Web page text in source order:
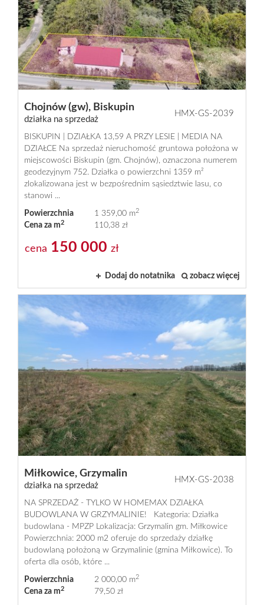
Chojnów (gw), Biskupin
działka na sprzedaż
HMX-GS-2039
BISKUPIN | DZIAŁKA 13,59 A PRZY LESIE | MEDIA NA
DZIAŁCE Na sprzedaż nieruchomość gruntowa położona w
miejscowości Biskupin (gm. Chojnów), oznaczona numerem
geodezyjnym 752. Działka o powierzchni 1359 m²
zlokalizowana jest w bezpośrednim sąsiedztwie lasu, co
stanowi ...
Powierzchnia 1 359,00 m2
Cena za m2 110,38 zł
cena 150 000 zł
Dodaj do notatnika zobacz więcej
Miłkowice, Grzymalin
działka na sprzedaż
HMX-GS-2038
NA SPRZEDAŻ - TYLKO W HOMEMAX DZIAŁKA
BUDOWLANA W GRZYMALINIE! Kategoria: Działka
budowlana - MPZP Lokalizacja: Grzymalin gm. Miłkowice
Powierzchnia: 2000 m2 oferuje do sprzedaży działkę
budowlaną położoną w Grzymalinie (gmina Miłkowice). To
oferta dla osób, które ...
Powierzchnia 2 000,00 m2
Cena za m2 79,50 zł